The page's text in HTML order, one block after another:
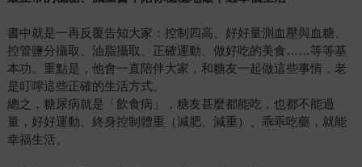
書中就是一再反覆告知大家：控制四高、好好量測血壓與血糖、
控管鹽分攝取、油脂攝取、正確運動、做好吃的美食……等等基
本功。重點是，他會一直陪伴大家，和糖友一起做這些事情，老
是叮嚀這些正確的生活方式。
總之，糖尿病就是「飲食病」，糖友甚麼都能吃，也都不能過
量，好好運動、終身控制體重（減肥、減重）、乖乖吃藥，就能
幸福生活。